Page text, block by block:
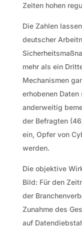
Zeiten hohen
Die Zahlen
deutscher
mehr als ein
Mechanismen
erhobenen
anderweitig
der Befragten
ein, Opfer von
werden.
Die objektive
Bild: Für den
der
Zunahme des
auf